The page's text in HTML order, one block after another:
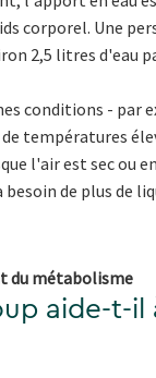
corporel. Une
2,5 litres d'eau
conditions - par
températures
l'air est sec ou
de plus de
du métabolisme
aide-t-il